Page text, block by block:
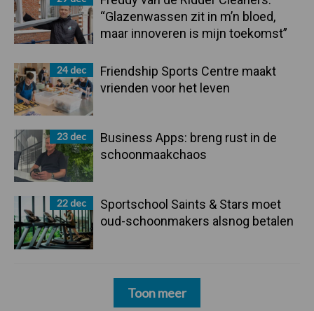
“Glazenwassen zit in m’n bloed,
maar innoveren is mijn toekomst”
24 dec
Friendship Sports Centre maakt
vrienden voor het leven
23 dec
Business Apps: breng rust in de
schoonmaakchaos
22 dec
Sportschool Saints & Stars moet
oud-schoonmakers alsnog betalen
Toon meer